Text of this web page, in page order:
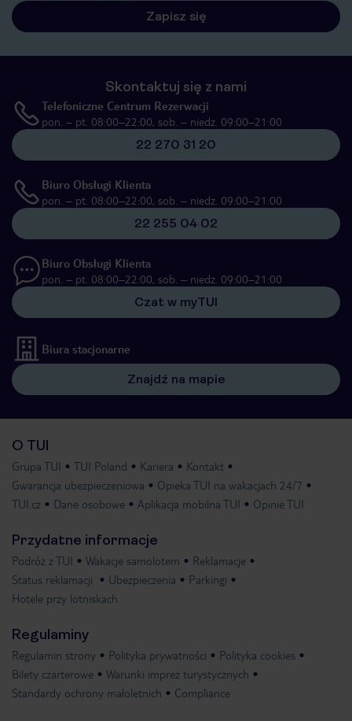
Zapisz się
Skontaktuj się z nami
Telefoniczne Centrum Rezerwacji
pon. – pt. 08:00–22:00, sob. – niedz. 09:00–21:00
22 270 31 20
Biuro Obsługi Klienta
pon. – pt. 08:00–22:00, sob. – niedz. 09:00–21:00
22 255 04 02
Biuro Obsługi Klienta
pon. – pt. 08:00–22:00, sob. – niedz. 09:00–21:00
Czat w myTUI
Biura stacjonarne
Znajdź na mapie
O TUI
Grupa TUI TUI Poland Kariera
Kontakt
Gwarancja ubezpieczeniowa
Opieka TUI na wakacjach 24/7
TUI.cz
Dane osobowe Aplikacja mobilna TUI Opinie TUI
Przydatne informacje
Podróż z TUI Wakacje samolotem
Reklamacje
Status reklamacji
Ubezpieczenia
Parkingi
Hotele przy lotniskach
Regulaminy
Regulamin strony Polityka prywatności
Polityka cookies
Bilety czarterowe
Warunki imprez turystycznych
Standardy ochrony małoletnich
Compliance